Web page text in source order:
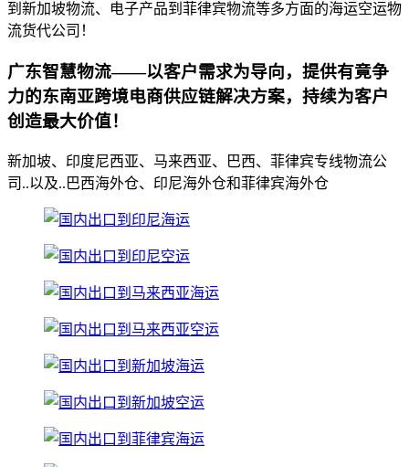
到新加坡物流、电子产品到菲律宾物流等多方面的海运空运物
流货代公司！
广东智慧物流——以客户需求为导向，提供有竟争
力的东南亚跨境电商供应链解决方案，持续为客户
创造最大价值！
新加坡、印度尼西亚、马来西亚、巴西、菲律宾专线物流公
司..以及..巴西海外仓、印尼海外仓和菲律宾海外仓